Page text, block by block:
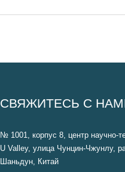
СВЯЖИТЕСЬ С
№ 1001, корпус 8, центр научно-
U Valley, улица Чунцин-Чжунлу,
Шаньдун, Китай